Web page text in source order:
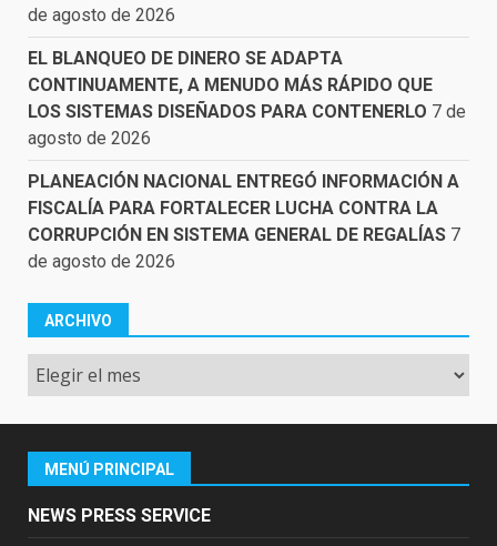
de agosto de 2026
EL BLANQUEO DE DINERO SE ADAPTA
CONTINUAMENTE, A MENUDO MÁS RÁPIDO QUE
LOS SISTEMAS DISEÑADOS PARA CONTENERLO 7 de
agosto de 2026
PLANEACIÓN NACIONAL ENTREGÓ INFORMACIÓN A
FISCALÍA PARA FORTALECER LUCHA CONTRA LA
CORRUPCIÓN EN SISTEMA GENERAL DE REGALÍAS 7
de agosto de 2026
ARCHIVO
Archivo
MENÚ PRINCIPAL
NEWS PRESS SERVICE